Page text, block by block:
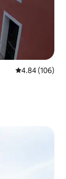
औसत रेटिंग 5 में से
4.84 (106)